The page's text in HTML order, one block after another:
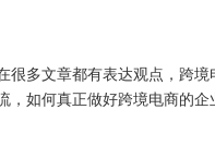
多文章都有表达观点，跨境
，如何真正做好跨境电商的企